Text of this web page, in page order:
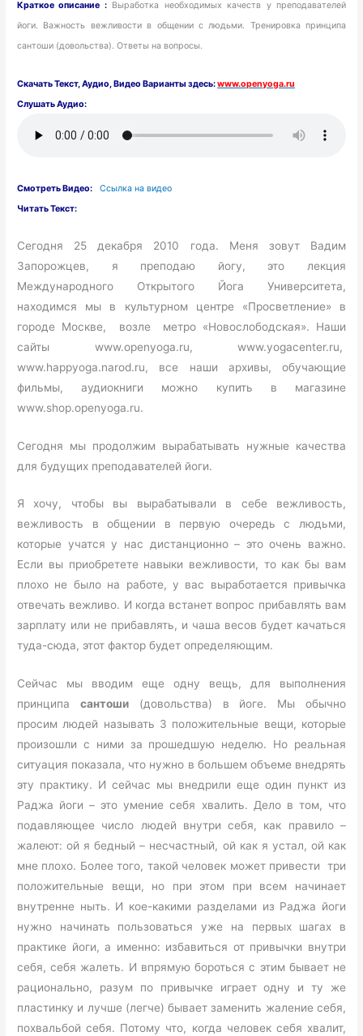
Краткое описание :Выработка необходимых качеств у преподавателей
йоги. Важность вежливости в общении с людьми. Тренировка принципа
сантоши (довольства). Ответы на вопросы.
СкачатьТекст,Аудио, Видео Варианты здесь:www.openyoga.ru
Слушать Аудио:
Смотреть Видео:
Ссылка на видео
Читать Текст:
Сегодня 25 декабря 2010 года. Меня зовут Вадим
Запорожцев, я преподаю йогу, это лекция
Международного Открытого Йога Университета,
находимся мы в культурном центре «Просветление» в
городе Москве, возле метро «Новослободская». Наши
сайты www.openyoga.ru, www.yogacenter.ru,
www.happyoga.narod.ru, все наши архивы, обучающие
фильмы, аудиокниги можно купить в магазине
www.shop.openyoga.ru.
Сегодня мы продолжим вырабатывать нужные качества
для будущих преподавателей йоги.
Я хочу, чтобы вы вырабатывали в себе вежливость,
вежливость в общении в первую очередь с людьми,
которые учатся у нас дистанционно – это очень важно.
Если вы приобретете навыки вежливости, то как бы вам
плохо не было на работе, у вас выработается привычка
отвечать вежливо. И когда встанет вопрос прибавлять вам
зарплату или не прибавлять, и чаша весов будет качаться
туда-сюда, этот фактор будет определяющим.
Сейчас мы вводим еще одну вещь, для выполнения
принципа сантоши(довольства) в йоге. Мы обычно
просим людей называть 3 положительные вещи, которые
произошли с ними за прошедшую неделю. Но реальная
ситуация показала, что нужно в большем объеме внедрять
эту практику. И сейчас мы внедрили еще один пункт из
Раджа йоги – это умение себя хвалить. Дело в том, что
подавляющее число людей внутри себя, как правило –
жалеют: ой я бедный – несчастный, ой как я устал, ой как
мне плохо. Более того, такой человек может привести три
положительные вещи, но при этом при всем начинает
внутренне ныть. И кое-какими разделами из Раджа йоги
нужно начинать пользоваться уже на первых шагах в
практике йоги, а именно: избавиться от привычки внутри
себя, себя жалеть. И впрямую бороться с этим бывает не
рационально, разум по привычке играет одну и ту же
пластинку и лучше (легче) бывает заменить жаление себя,
похвальбой себя. Потому что, когда человек себя хвалит,